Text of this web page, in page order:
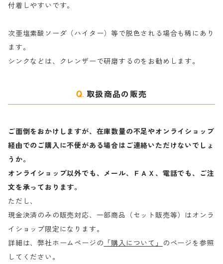
付着しやすいです。
次亜塩素酸ソーダ（ハイター）等で脱色される場合も稀にあり
ます。
シンクなどは、クレンザーで研磨するのをお勧めします。
取扱商品の販売
ご面倒をおかけしますが、在庫数量の不足やオンライショップ
経由でのご購入に不便がある場合はご連絡いただけないでしょ
うか。
オンライショップ以外でも、メール、ＦＡＸ、電話でも、ご注
文を承っております。
ただし、
現金決済のみの販売対応、一部商品（セット販売等）はオンラ
イショップ限定になります。
詳細は、弊社ホームページの 「購入について」
のページを参照
してください。